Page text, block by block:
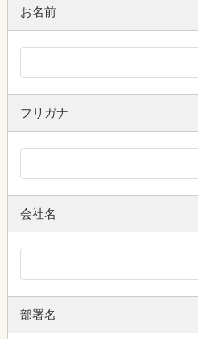
お名前
フリガナ
会社名
部署名